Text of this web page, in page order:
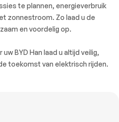
te plannen, energieverbruik
zonnestroom. Zo laad u de
en voordelig op.
BYD Han laad u altijd veilig,
toekomst van elektrisch rijden.